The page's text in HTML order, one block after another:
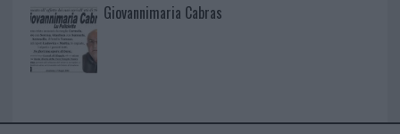
Giovannimaria Cabras